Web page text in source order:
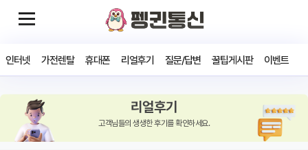
인터넷 가전렌탈 휴대폰 리얼후기 질문/답변 꿀팁게시판 이벤트
리얼후기
고객님들의 생생한 후기를 확인하세요.